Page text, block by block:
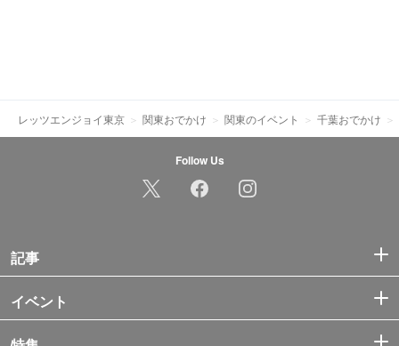
レッツエンジョイ東京 関東おでかけ 関東のイベント 千葉おでかけ
Follow Us
記事
イベント